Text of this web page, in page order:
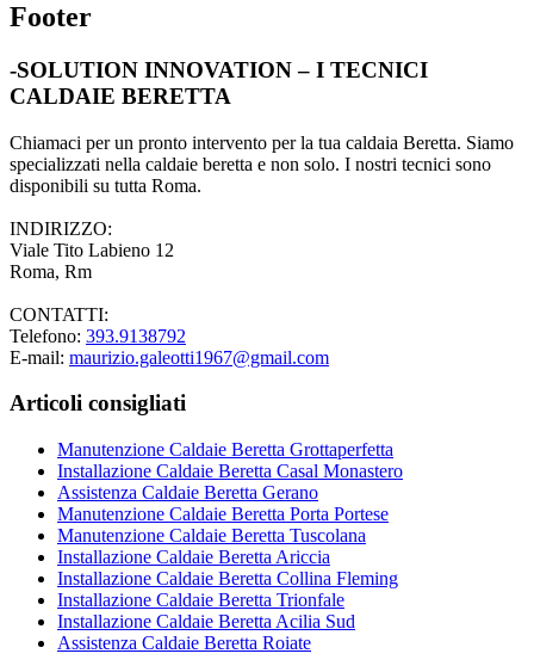
Footer
-SOLUTION INNOVATION – I TECNICI
CALDAIE BERETTA
Chiamaci per un pronto intervento per la tua caldaia Beretta. Siamo
specializzati nella caldaie beretta e non solo. I nostri tecnici sono
disponibili su tutta Roma.
INDIRIZZO:
Viale Tito Labieno 12
Roma, Rm
CONTATTI:
Telefono: 393.9138792
E-mail: maurizio.galeotti1967@gmail.com
Articoli consigliati
Manutenzione Caldaie Beretta Grottaperfetta
Installazione Caldaie Beretta Casal Monastero
Assistenza Caldaie Beretta Gerano
Manutenzione Caldaie Beretta Porta Portese
Manutenzione Caldaie Beretta Tuscolana
Installazione Caldaie Beretta Ariccia
Installazione Caldaie Beretta Collina Fleming
Installazione Caldaie Beretta Trionfale
Installazione Caldaie Beretta Acilia Sud
Assistenza Caldaie Beretta Roiate